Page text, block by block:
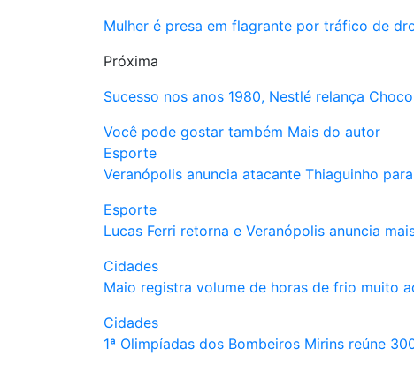
Mulher é presa em flagrante por tráfico de
Próxima
Sucesso nos anos 1980, Nestlé relança
Você pode gostar também Mais do autor
Esporte
Veranópolis anuncia atacante Thiaguinho
Esporte
Lucas Ferri retorna e Veranópolis anuncia
Cidades
Maio registra volume de horas de frio muito
Cidades
1ª Olimpíadas dos Bombeiros Mirins reúne